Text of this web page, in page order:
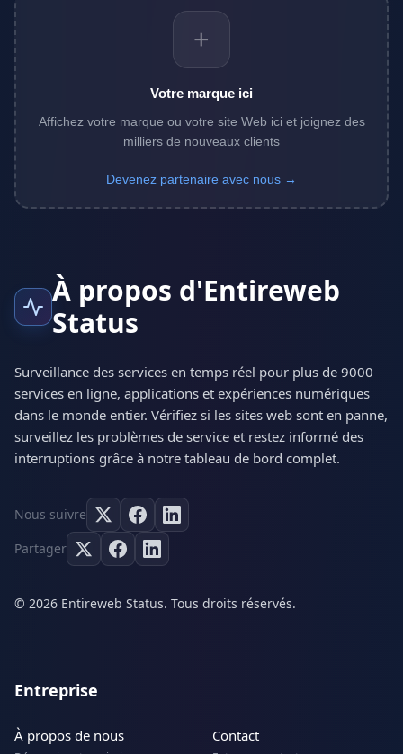
+
Votre marque ici
Affichez votre marque ou votre site Web ici et joignez des
milliers de nouveaux clients
Devenez partenaire avec nous →
À propos d'Entireweb
Status
Surveillance des services en temps réel pour plus de 9000
services en ligne, applications et expériences numériques
dans le monde entier. Vérifiez si les sites web sont en panne,
surveillez les problèmes de service et restez informé des
interruptions grâce à notre tableau de bord complet.
Nous suivre
Partager
© 2026 Entireweb Status. Tous droits réservés.
Entreprise
À propos de nous Contact